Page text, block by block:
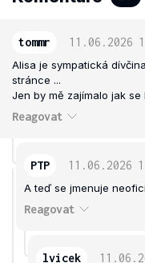
tommr 11.06.2026
Alisa je sympatická
stránce ...
Jen by mě zajímalo jak
Reagovat
PTP 11.06.2026
A teď se jmenuje
Reagovat
lvicek